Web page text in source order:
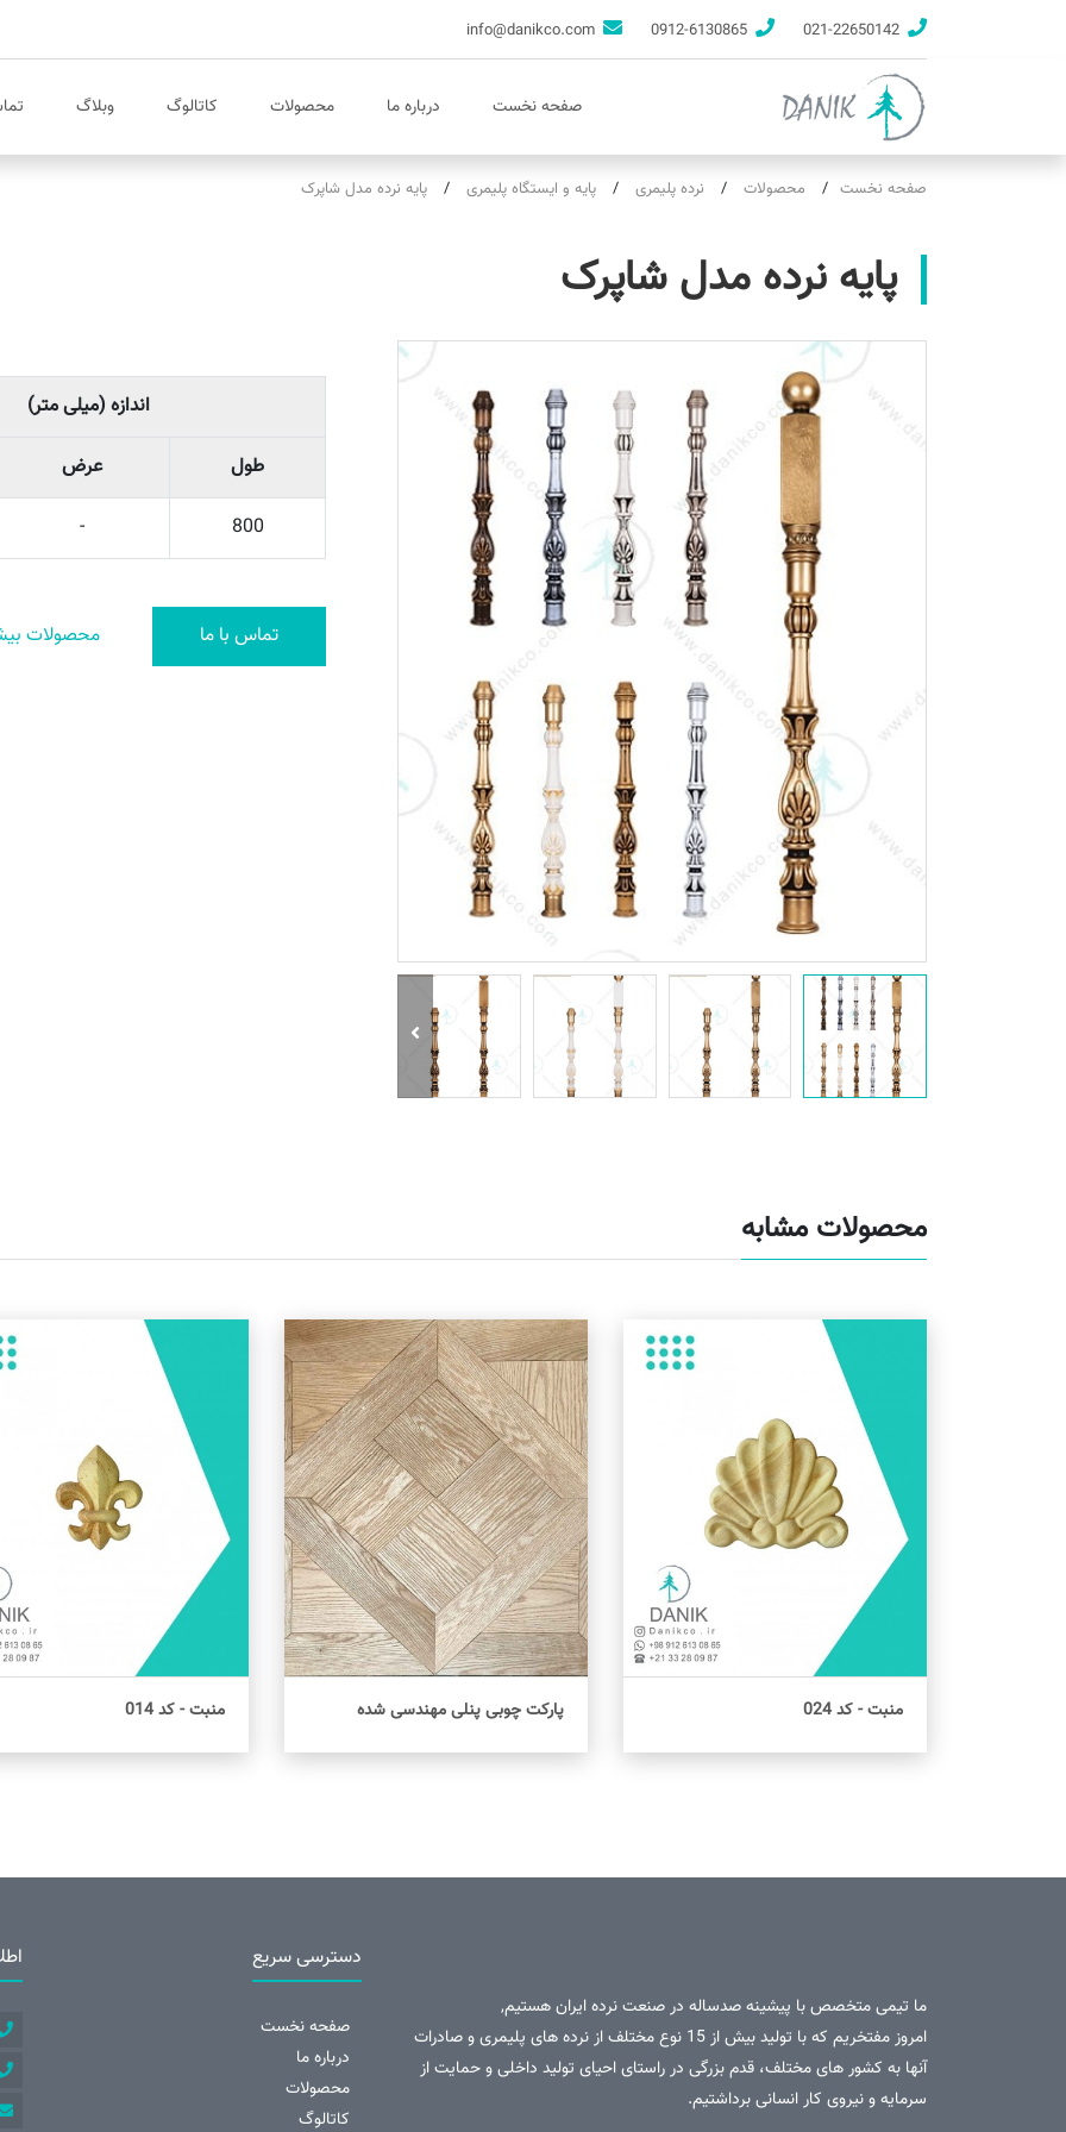
صفحه نخست درباره ما محصولات کاتالوگ وبلاگ
صفحه نخست محصولات نرده پلیمری پایه و ایستگاه پلیمری پایه نرده مدل شاپرک
پایه نرده مدل شاپرک
اندازه (میلی متر)
طول عرض
800
-
تماس با ما محصولات
محصولات مشابه
منبت - کد 024 پارکت چوبی پنلی مهندسی شده
اطلاعات بیشتر
منبت - کد 014
ما تیمی متخصص با پیشینه صدساله در صنعت نرده ایران هستیم,
امروز مفتخریم که با تولید بیش از 15 نوع مختلف از نرده های پلیمری و صادرات
آنها به کشور های مختلف، قدم بزرگی در راستای احیای تولید داخلی و حمایت از
سرمایه و نیروی کار انسانی برداشتیم.
دسترسی سریع
صفحه نخست
درباره ما
محصولات
کاتالوگ